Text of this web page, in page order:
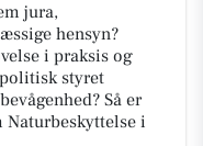
jura,
hensyn?
i praksis og
styret
Så er
Naturbeskyttelse i